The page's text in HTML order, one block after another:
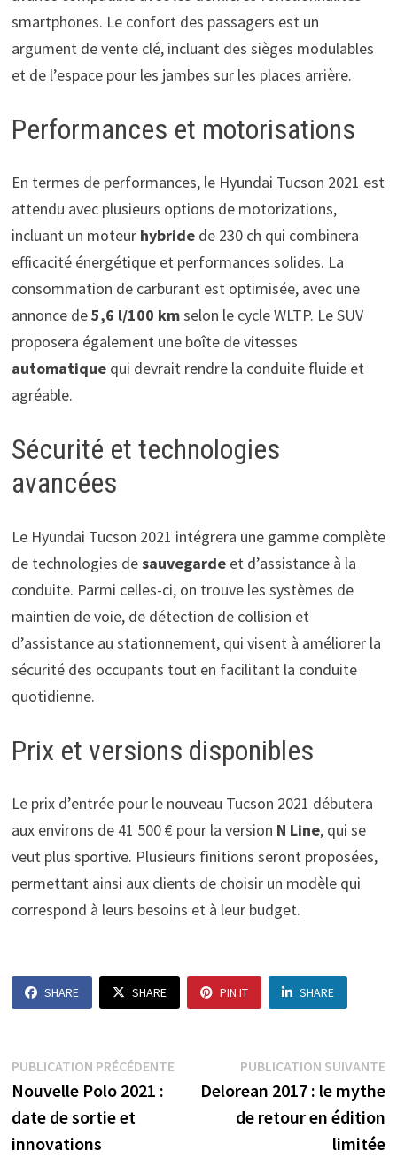
smartphones. Le confort des passagers est un
argument de vente clé, incluant des sièges modulables
et de l’espace pour les jambes sur les places arrière.
Performances et motorisations
En termes de performances, le Hyundai Tucson 2021 est
attendu avec plusieurs options de motorizations,
incluant un moteur hybridede 230 ch qui combinera
efficacité énergétique et performances solides. La
consommation de carburant est optimisée, avec une
annonce de5,6 l/100 kmselon le cycle WLTP. Le SUV
proposera également une boîte de vitesses
automatiquequi devrait rendre la conduite fluide et
agréable.
Sécurité et technologies
avancées
Le Hyundai Tucson 2021 intégrera une gamme complète
de technologies desauvegardeet d’assistance à la
conduite. Parmi celles-ci, on trouve les systèmes de
maintien de voie, de détection de collision et
d’assistance au stationnement, qui visent à améliorer la
sécurité des occupants tout en facilitant la conduite
quotidienne.
Prix et versions disponibles
Le prix d’entrée pour le nouveau Tucson 2021 débutera
aux environs de 41 500 € pour la version N Line, qui se
veut plus sportive. Plusieurs finitions seront proposées,
permettant ainsi aux clients de choisir un modèle qui
correspond à leurs besoins et à leur budget.
SHARE SHARE PIN IT SHARE
Navigation
de
l’article
PUBLICATION PRÉCÉDENTEPublication
précédente :
Nouvelle Polo 2021 :
date de sortie et
innovations
PUBLICATION SUIVANTE
Delorean 2017 : le mythe
de retour en édition
limitée